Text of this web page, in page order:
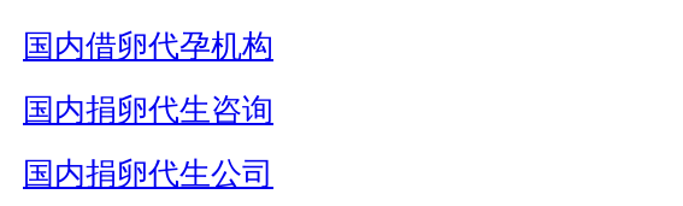
国内借卵代孕机构
国内捐卵代生咨询
国内捐卵代生公司